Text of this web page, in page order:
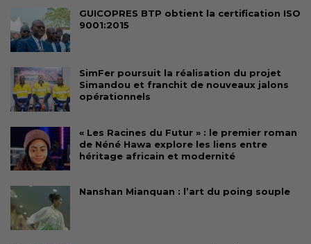
GUICOPRES BTP obtient la certification ISO
9001:2015
SimFer poursuit la réalisation du projet
Simandou et franchit de nouveaux jalons
opérationnels
« Les Racines du Futur » : le premier roman
de Néné Hawa explore les liens entre
héritage africain et modernité
Nanshan Mianquan : l’art du poing souple